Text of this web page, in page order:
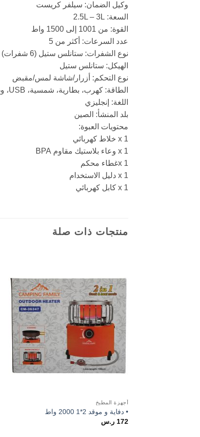
وكيل الضمان: سيلفر كريست
السعة: 2.5L – 3L
القوة: من 1001 إلى 1500 واط
عدد السرعات: أكثر من 5
نوع الشفرات: ستانلس ستيل (6 شفرات)
الهيكل: ستانلس ستيل
نوع التحكم: أزرار/شاشة لمس/مقبض
الطاقة: كهرب، بطارية، شمسية، USB، وغيرها
اللغة: إنجليزي
بلد المنشأ: الصين
محتويات العبوة:
1 x خلاط كهربائي
1 x وعاء بلاستيك مقاوم BPA
x 1غطاء محكم
1 x دليل الاستخدام
1 x كابل كهربائي
منتجات ذات صلة
Add to
wishlist
أجهزة المطبخ
• دفاية و موقد 2*1 2000 واط
172 ر.س